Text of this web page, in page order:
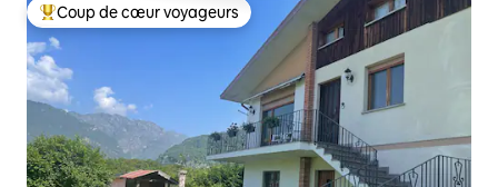
Coups de cœur voyageurs les plus appréciés
Coup de cœur voyageurs